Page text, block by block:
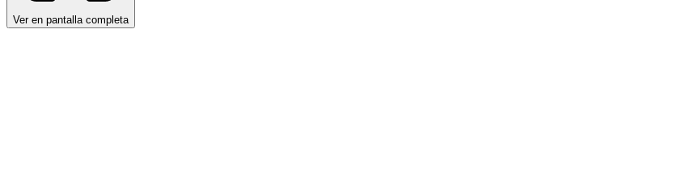
Ver en pantalla completa